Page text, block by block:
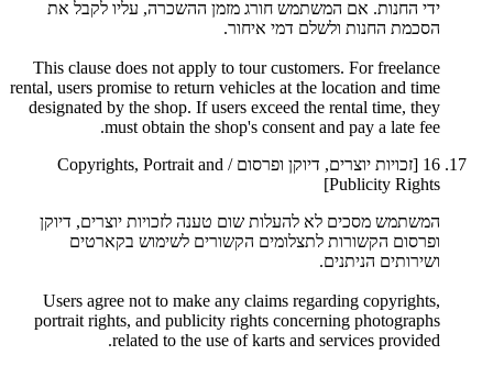
ידי החנות. אם המשתמש חורג מזמן ההשכרה, עליו לקבל את
הסכמת החנות ולשלם דמי איחור.
This clause does not apply to tour customers. For freelance
rental, users promise to return vehicles at the location and time
designated by the shop. If users exceed the rental time, they
must obtain the shop's consent and pay a late fee.
16
[זכויות יוצרים, דיוקן ופרסום / Copyrights, Portrait and
Publicity Rights]
המשתמש מסכים לא להעלות שום טענה לזכויות יוצרים, דיוקן
ופרסום הקשורות לתצלומים הקשורים לשימוש בקארטים
ושירותים הניתנים.
Users agree not to make any claims regarding copyrights,
portrait rights, and publicity rights concerning photographs
related to the use of karts and services provided.